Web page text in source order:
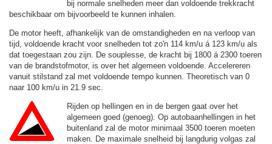
bij normale snelheden meer dan voldoende trekkracht
beschikbaar om bijvoorbeeld te kunnen inhalen.
De motor heeft, afhankelijk van de omstandigheden en na verloop van
tijd, voldoende kracht voor snelheden tot zo'n 114 km/u á 123 km/u als
dat toegestaan zou zijn. De souplesse, de kracht bij 1800 á 2300 toeren
van de brandstofmotor, is over het algemeen voldoende. Accelereren
vanuit stilstand zal met voldoende tempo kunnen. Theoretisch van 0
naar 100 km/u in 21.9 sec.
Rijden op hellingen en in de bergen gaat over het
algemeen goed (genoeg). Op autobaanhellingen in het
buitenland zal de motor minimaal 3500 toeren moeten
maken. De maximale snelheid bij langdurig volgas zal